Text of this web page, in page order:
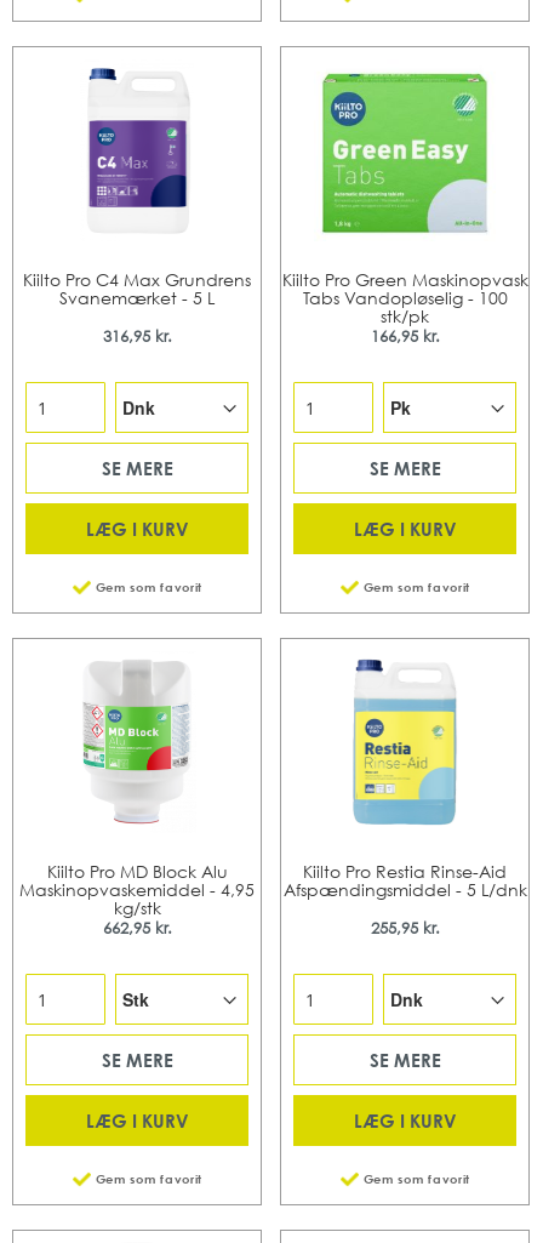
Kiilto Pro C4 Max Grundrens
Svanemærket - 5 L
316,95 kr.
SE MERE
LÆG I KURV
Gem som favorit
Kiilto Pro Green Maskinopvask
Tabs Vandopløselig - 100
stk/pk
166,95 kr.
SE MERE
LÆG I KURV
Gem som favorit
Kiilto Pro MD Block Alu
Maskinopvaskemiddel - 4,95
kg/stk
662,95 kr.
SE MERE
LÆG I KURV
Gem som favorit
Kiilto Pro Restia Rinse-Aid
Afspændingsmiddel - 5 L/dnk
255,95 kr.
SE MERE
LÆG I KURV
Gem som favorit